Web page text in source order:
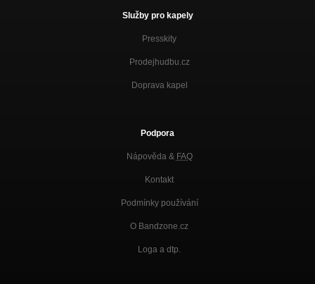
Služby pro kapely
Presskity
Prodejhudbu.cz
Doprava kapel
Podpora
Nápověda & FAQ
Kontakt
Podmínky používání
O Bandzone.cz
Loga a dtp.